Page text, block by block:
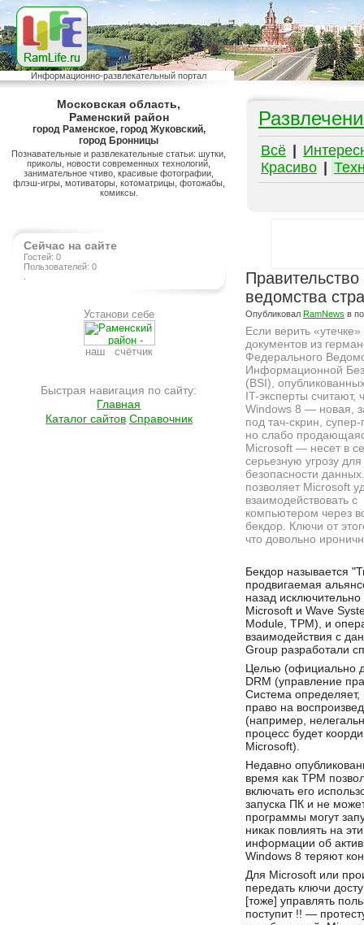
Информационно-развлекательный портал
Московская область,
Раменский район
город Раменское, город Жуковский,
город Бронницы
Познавательные и развлекательные статьи: шутки,
приколы, новости современных технологий,
занимательное чтиво, красивые фотографии,
флэш-игры, мотиваторы, котоматрицы, фотожабы,
комиксы.
Сейчас на сайте
Гостей: 0
Пользователей: 0
Установи себе
наш счётчик
Быстрая навигация по сайту:
Главная
Каталог сайтов Справочник
Всё
Красиво
ведомства
Опубликовал RamNews в
Если верить «утечке»
документов из
Федерального
Информационной
(BSI),
IT-эксперты считают,
Windows 8 — новая,
под тач-скрин,
но слабо
Microsoft — несет в
серьезную угрозу для
безопасности
позволяет Microsoft
взаимодействовать с
компьютером через
бекдор. Ключи от
что довольно
Бекдор называется
продвигаемая
назад
Microsoft и Wave
Module, TPM), и
взаимодействия с
Group разработали
Целью (официально
DRM (управление
Система определяет,
право на
(например,
процесс будет
Microsoft).
Недавно
время как TPM
включать его
запуска ПК и не
программы могут
никак повлиять на
информации об
Windows 8 теряют
Для Microsoft или
передать ключи
[тоже] управлять
поступит !! —